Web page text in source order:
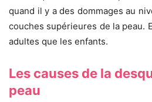
quand il y a des dommages au
couches supérieures de la peau.
adultes que les enfants.
Les causes de la
peau